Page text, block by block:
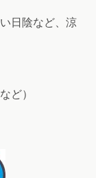
日陰など、涼
ど）